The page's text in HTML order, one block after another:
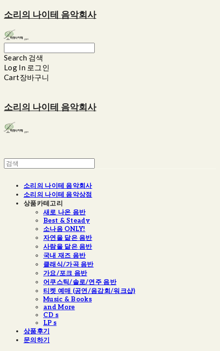
소리의 나이테 음악회사
Search 검색
Log In 로그인
Cart장바구니
소리의 나이테 음악회사
소리의 나이테 음악회사
소리의 나이테 음악상점
상품카테고리
새로 나온 음반
Best & Steady
소나음 ONLY!
자연을 닮은 음반
사람을 닮은 음반
국내 재즈 음반
클래식/가곡 음반
가요/포크 음반
어쿠스틱/솔로/연주 음반
티켓 예매 (공연/음감회/워크샵)
Music & Books
and More
CD s
LP s
상품후기
문의하기